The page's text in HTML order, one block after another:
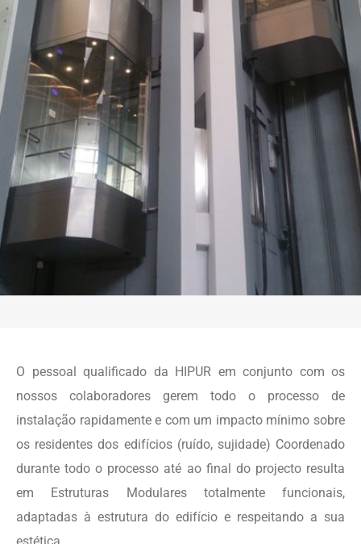
O pessoal qualificado da HIPUR em conjunto com os
nossos colaboradores gerem todo o processo de
instalação rapidamente e com um impacto mínimo sobre
os residentes dos edifícios (ruído, sujidade) Coordenado
durante todo o processo até ao final do projecto resulta
em Estruturas Modulares totalmente funcionais,
adaptadas à estrutura do edifício e respeitando a sua